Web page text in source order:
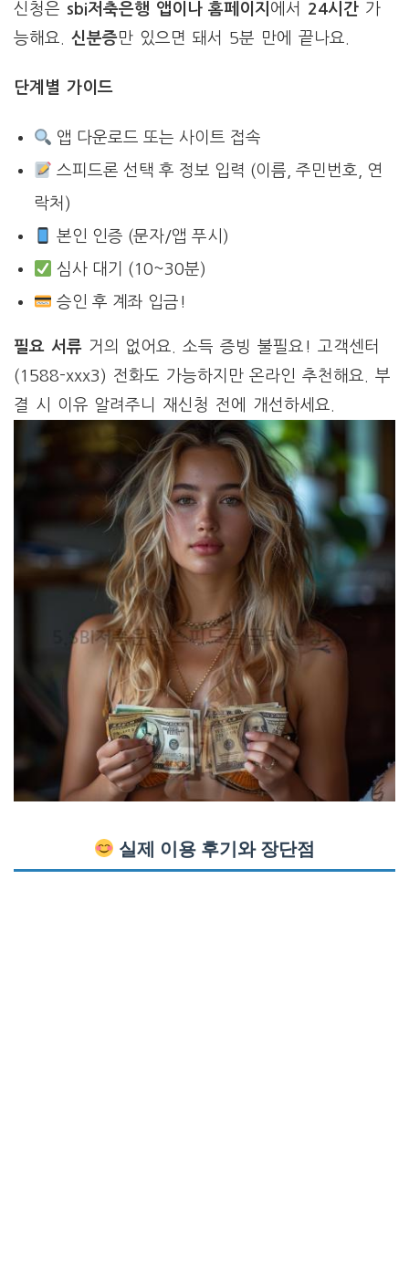
신청은 sbi저축은행 앱이나 홈페이지 에서 24시간 가
능해요. 신분증만 있으면 돼서 5분 만에 끝나요.
단계별 가이드
앱 다운로드 또는 사이트 접속
스피드론 선택 후 정보 입력 (이름, 주민번호, 연
락처)
본인 인증 (문자/앱 푸시)
심사 대기 (10~30분)
승인 후 계좌 입금!
필요 서류거의 없어요. 소득 증빙 불필요! 고객센터
(1588-xxx3) 전화도 가능하지만 온라인 추천해요. 부
결 시 이유 알려주니 재신청 전에 개선하세요.
실제 이용 후기와 장단점